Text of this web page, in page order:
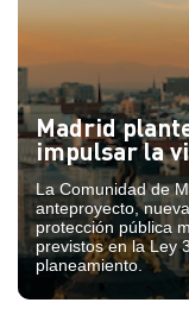
Madrid
impulsar la
La Comunidad de
anteproyecto,
protección pública
previstos en la Ley
planeamiento.